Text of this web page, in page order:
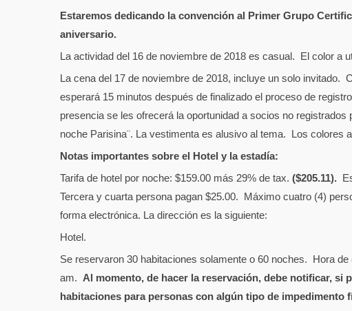
Estaremos dedicando la convención al Primer Grupo
aniversario.
La actividad del 16 de noviembre de 2018 es casual. El color a
La cena del 17 de noviembre de 2018, incluye un solo invitado.
esperará 15 minutos después de finalizado el proceso de
presencia se les ofrecerá la oportunidad a socios no
noche Parisina¨. La vestimenta es alusivo al tema. Los colores
Notas importantes sobre el Hotel y la estadía:
Tarifa de hotel por noche: $159.00 más 29% de tax. ($205.11).
Tercera y cuarta persona pagan $25.00. Máximo cuatro (4)
forma electrónica. La dirección es la siguiente:
Hotel.
Se reservaron 30 habitaciones solamente o 60 noches. Hora
am. Al momento, de hacer la reservación, debe notificar, si
habitaciones para personas con algún tipo de impedimento